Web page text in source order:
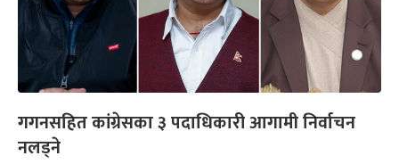
गगनसहित कांग्रेसका ३ पदाधिकारी आगामी निर्वाचन
नलड्ने